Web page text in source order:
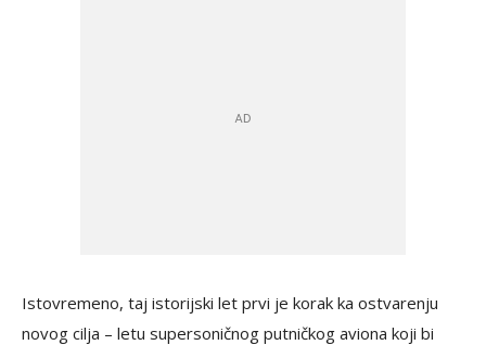
Istovremeno, taj istorijski let prvi je korak ka ostvarenju
novog cilja – letu supersoničnog putničkog aviona koji bi